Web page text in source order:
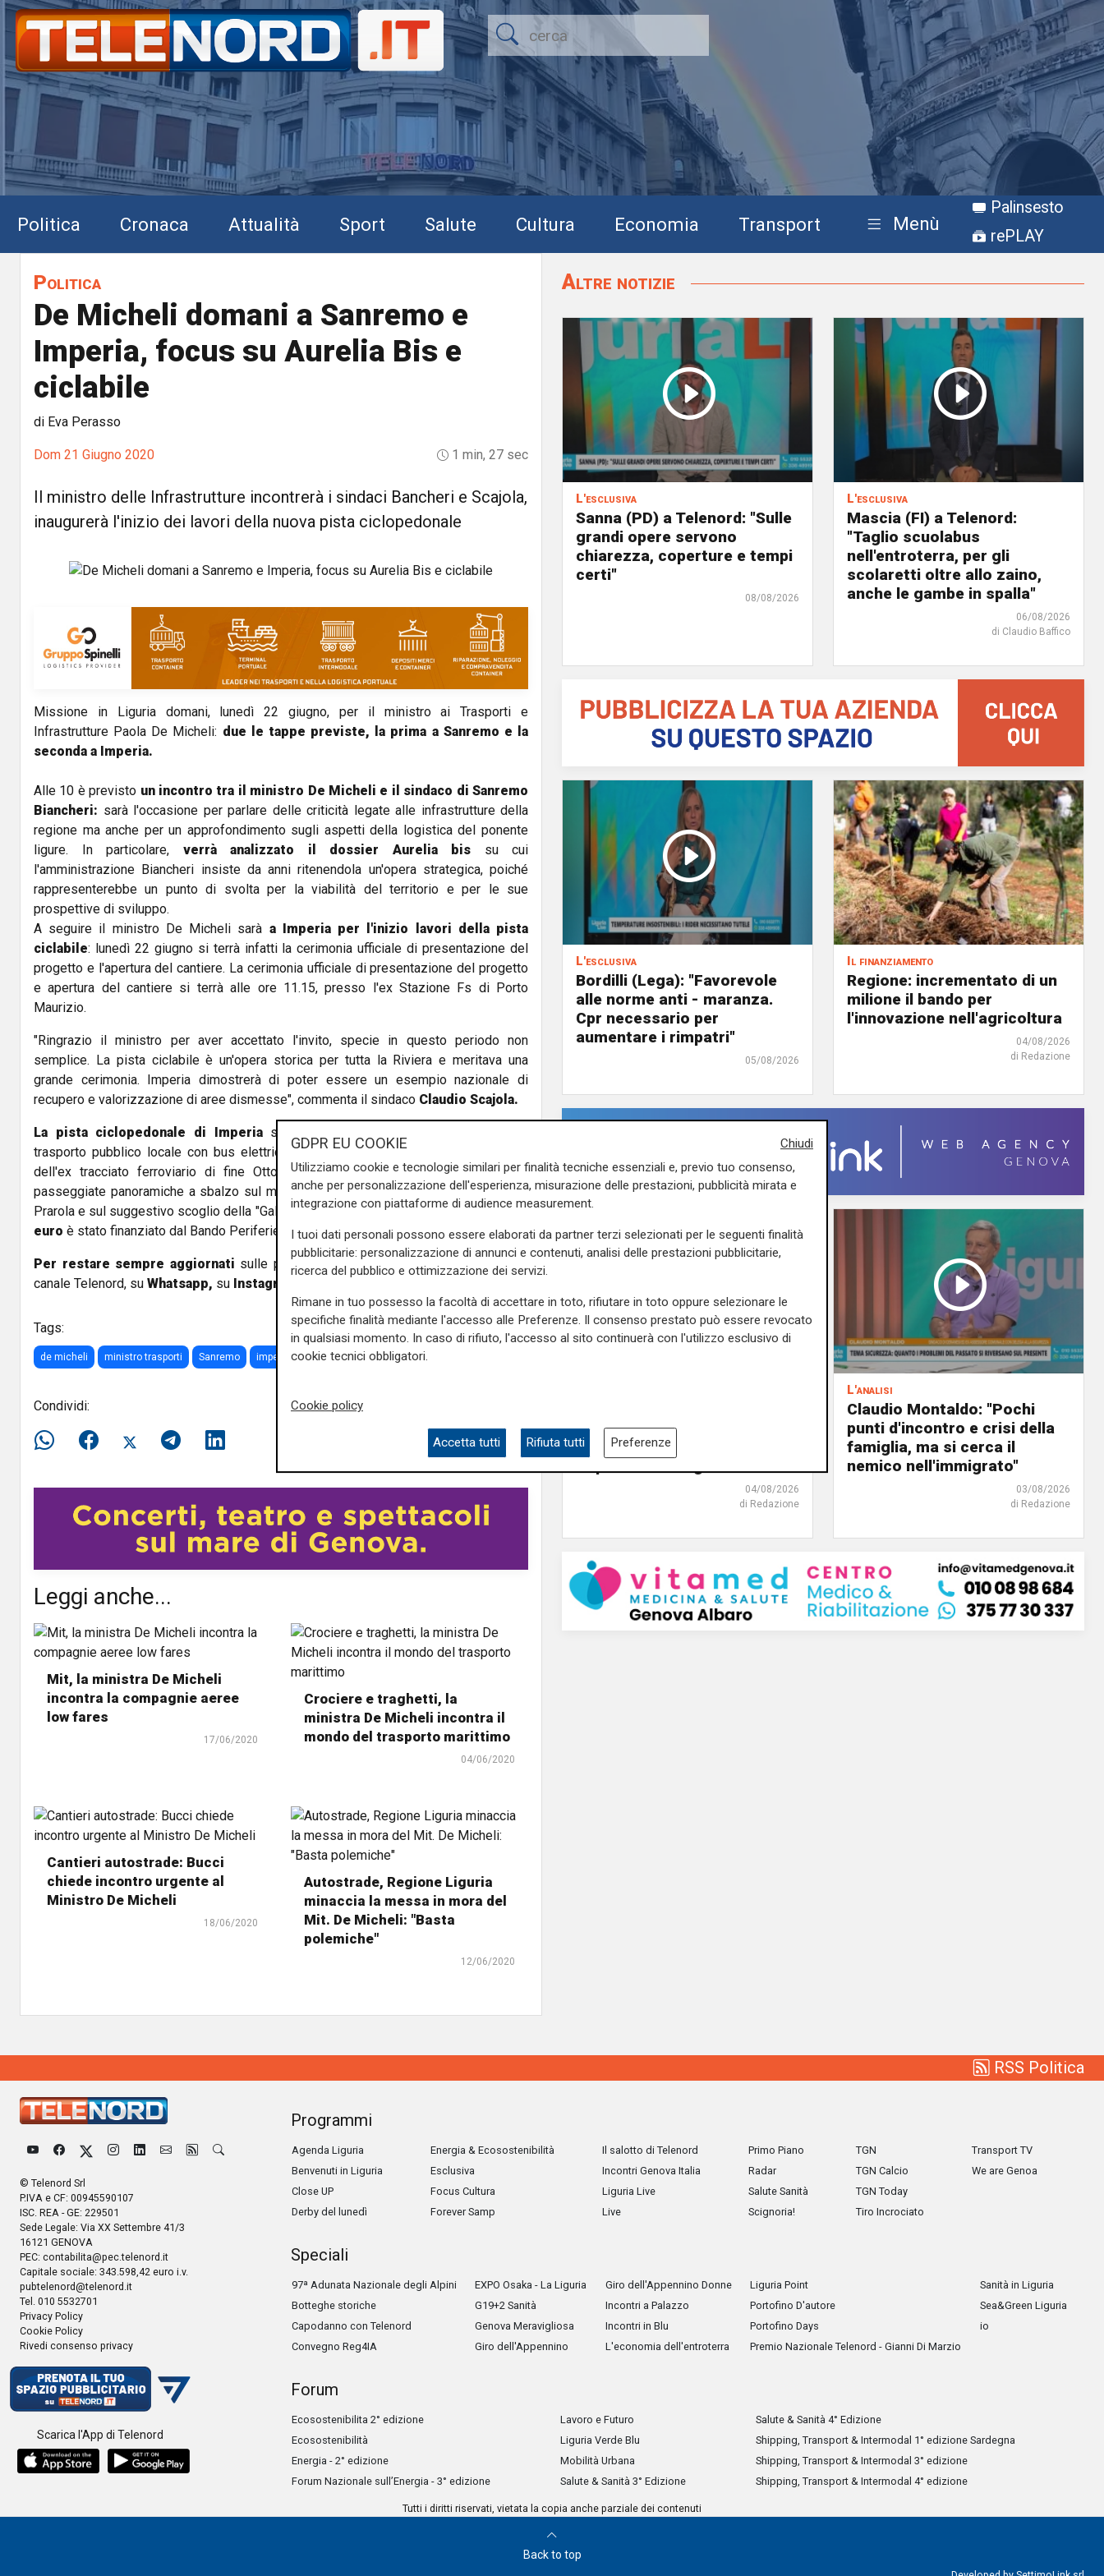
Politica Cronaca Attualità Sport Salute Cultura Economia Transport Menù
Palinsesto
rePLAY
Politica
De Micheli domani a Sanremo e
Imperia, focus su Aurelia Bis e
ciclabile
di Eva Perasso
Dom 21 Giugno 2020 1 min, 27 sec
Il ministro delle Infrastrutture incontrerà i sindaci Bancheri e Scajola,
inaugurerà l'inizio dei lavori della nuova pista ciclopedonale
Missione in Liguria domani, lunedì 22 giugno, per il ministro ai Trasporti e
Infrastrutture Paola De Micheli: due le tappe previste, la prima a Sanremo e la
seconda a Imperia.
Alle 10 è previsto un incontro tra il ministro De Micheli e il sindaco di Sanremo
Biancheri: sarà l'occasione per parlare delle criticità legate alle infrastrutture della
regione ma anche per un approfondimento sugli aspetti della logistica del ponente
ligure. In particolare, verrà analizzato il dossier Aurelia bis su cui
l'amministrazione Biancheri insiste da anni ritenendola un'opera strategica, poiché
rappresenterebbe un punto di svolta per la viabilità del territorio e per le sue
prospettive di sviluppo.
A seguire il ministro De Micheli sarà a Imperia per l'inizio lavori della pista
ciclabile: lunedì 22 giugno si terrà infatti la cerimonia ufficiale di presentazione del
progetto e l'apertura del cantiere. La cerimonia ufficiale di presentazione del progetto
e apertura del cantiere si terrà alle ore 11.15, presso l'ex Stazione Fs di Porto
Maurizio.
"Ringrazio il ministro per aver accettato l'invito, specie in questo periodo non
semplice. La pista ciclabile è un'opera storica per tutta la Riviera e meritava una
grande cerimonia. Imperia dimostrerà di poter essere un esempio nazionale di
recupero e valorizzazione di aree dismesse", commenta il sindaco Claudio Scajola.
La pista ciclopedonale di Imperiasarà integrata da un moderno sistema di
trasporto pubblico locale con bus elettrici. Lunga 7 chilometri, sorgerà sul sedime
dell'ex tracciato ferroviario di fine Ottocento. L'opera sarà impreziosita da due
passeggiate panoramiche a sbalzo sul mare, che affacceranno sulla storica Torre di
Prarola e sul suggestivo scoglio della "Galeazza" .L'investimento di 16.3 milioni di
euro è stato finanziato dal Bando Periferie del Governo.
Per restare sempre aggiornati sulle principali notizie sulla Liguria seguiteci sul
canale Telenord, su Whatsapp, su Instagram
Tags:
de micheli ministro trasporti Sanremo imperia bancheri scajola pista ciclabile
Condividi:
Leggi anche...
Mit, la ministra De Micheli
incontra la compagnie aeree
low fares
17/06/2020
Crociere e traghetti, la
ministra De Micheli incontra il
mondo del trasporto marittimo
04/06/2020
Cantieri autostrade: Bucci
chiede incontro urgente al
Ministro De Micheli
18/06/2020
Autostrade, Regione Liguria
minaccia la messa in mora del
Mit. De Micheli: "Basta
polemiche"
12/06/2020
Altre notizie
L'esclusiva
Sanna (PD) a Telenord: "Sulle
grandi opere servono
chiarezza, coperture e tempi
certi"
08/08/2026
L'esclusiva
Mascia (FI) a Telenord:
"Taglio scuolabus
nell'entroterra, per gli
scolaretti oltre allo zaino,
anche le gambe in spalla"
06/08/2026
di Claudio Baffico
L'esclusiva
Bordilli (Lega): "Favorevole
alle norme anti - maranza.
Cpr necessario per
aumentare i rimpatri"
05/08/2026
Il finanziamento
Regione: incrementato di un
milione il bando per
l'innovazione nell'agricoltura
04/08/2026
di Redazione
cittadini meritano
informazioni trasparenti e
04/08/2026
di Redazione
L'analisi
Claudio Montaldo: "Pochi
punti d'incontro e crisi della
famiglia, ma si cerca il
nemico nell'immigrato"
03/08/2026
di Redazione
RSS Politica
© Telenord Srl
P.IVA e CF: 00945590107
ISC. REA - GE: 229501
Sede Legale: Via XX Settembre 41/3
16121 GENOVA
PEC: contabilita@pec.telenord.it
Capitale sociale: 343.598,42 euro i.v.
pubtelenord@telenord.it
Tel. 010 5532701
Privacy Policy
Cookie Policy
Rivedi consenso privacy
Scarica l'App di Telenord
Programmi
Agenda Liguria
Benvenuti in Liguria
Close UP
Derby del lunedì
Energia & Ecosostenibilità
Esclusiva
Focus Cultura
Forever Samp
Il salotto di Telenord
Incontri Genova Italia
Liguria Live
Live
Primo Piano
Radar
Salute Sanità
Scignoria!
TGN
TGN Calcio
TGN Today
Tiro Incrociato
Transport TV
We are Genoa
Speciali
97ª Adunata Nazionale degli Alpini
Botteghe storiche
Capodanno con Telenord
Convegno Reg4IA
EXPO Osaka - La Liguria
G19+2 Sanità
Genova Meravigliosa
Giro dell'Appennino
Giro dell'Appennino Donne
Incontri a Palazzo
Incontri in Blu
L'economia dell'entroterra
Liguria Point
Portofino D'autore
Portofino Days
Premio Nazionale Telenord - Gianni Di Marzio
Sanità in Liguria
Sea&Green Liguria
io
Forum
Ecosostenibilita 2° edizione
Ecosostenibilità
Energia - 2° edizione
Forum Nazionale sull’Energia - 3° edizione
Lavoro e Futuro
Liguria Verde Blu
Mobilità Urbana
Salute & Sanità 3° Edizione
Salute & Sanità 4° Edizione
Shipping, Transport & Intermodal 1° edizione Sardegna
Shipping, Transport & Intermodal 3° edizione
Shipping, Transport & Intermodal 4° edizione
Tutti i diritti riservati, vietata la copia anche parziale dei contenuti
Back to top
Chiudi
GDPR EU COOKIE
Utilizziamo cookie e tecnologie similari per finalità tecniche essenziali e, previo tuo consenso,
anche per personalizzazione dell'esperienza, misurazione delle prestazioni, pubblicità mirata e
integrazione con piattaforme di audience measurement.
I tuoi dati personali possono essere elaborati da partner terzi selezionati per le seguenti finalità
pubblicitarie: personalizzazione di annunci e contenuti, analisi delle prestazioni pubblicitarie,
ricerca del pubblico e ottimizzazione dei servizi.
Rimane in tuo possesso la facoltà di accettare in toto, rifiutare in toto oppure selezionare le
specifiche finalità mediante l'accesso alle Preferenze. Il consenso prestato può essere revocato
in qualsiasi momento. In caso di rifiuto, l'accesso al sito continuerà con l'utilizzo esclusivo di
cookie tecnici obbligatori.
Cookie policy
Accetta tutti Rifiuta tutti Preferenze